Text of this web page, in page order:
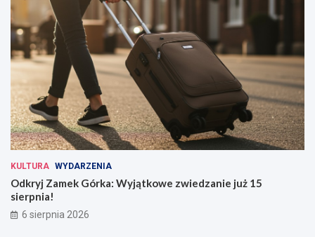
KULTURA WYDARZENIA
Odkryj Zamek Górka: Wyjątkowe zwiedzanie już 15
sierpnia!
6 sierpnia 2026